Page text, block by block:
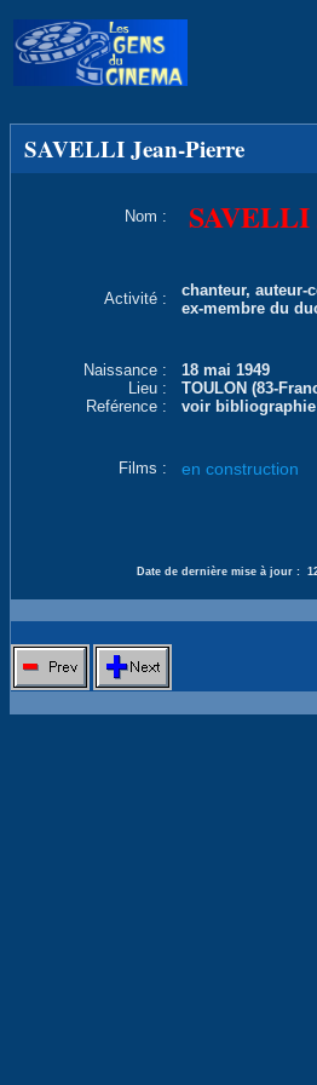
SAVELLI Jean-Pierre
Nom : SAVELLI
Activité :
chanteur, auteur-
ex-membre du
Naissance :
18 mai 1949
Lieu :
TOULON (83-
Reférence :
voir
Films : en construction
Date de dernière mise à jour :